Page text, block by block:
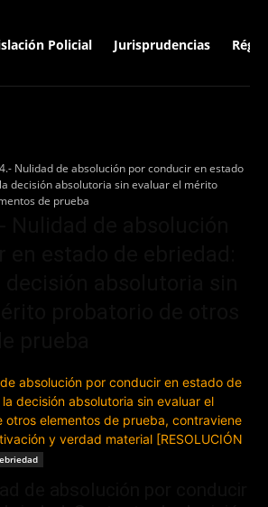
Policial Jurisprudencias
Nulidad de absolución por conducir en estado
decisión absolutoria sin evaluar el mérito
de prueba